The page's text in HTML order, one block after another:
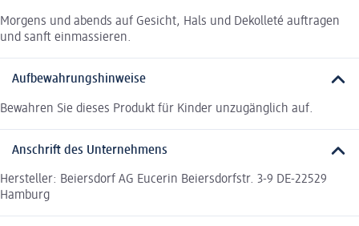
Morgens und abends auf Gesicht, Hals und Dekolleté auftragen
und sanft einmassieren.
Aufbewahrungshinweise
Bewahren Sie dieses Produkt für Kinder unzugänglich auf.
Anschrift des Unternehmens
Hersteller: Beiersdorf AG Eucerin Beiersdorfstr. 3-9 DE-22529
Hamburg